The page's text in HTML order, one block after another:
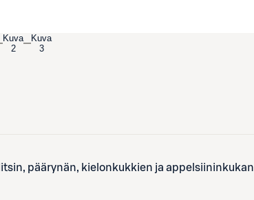
Kuva
2
Kuva
3
päärynän, kielonkukkien ja appelsiininkukan